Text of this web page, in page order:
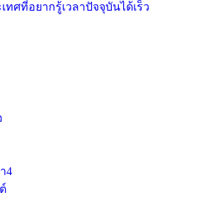
ทศที่อยากรู้เวลาปัจจุบันได้เร็ว
4